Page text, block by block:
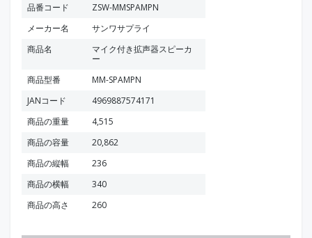
品番コード
ZSW-MMSPAMPN
メーカー名
サンワサプライ
商品名
マイク付き拡声器スピーカ
ー
商品型番
MM-SPAMPN
JANコード
4969887574171
商品の重量
4,515
商品の容量
20,862
商品の縦幅
236
商品の横幅
340
商品の高さ
260